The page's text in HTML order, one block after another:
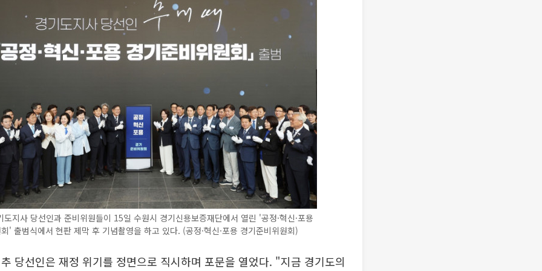
지사 당선인과 준비위원들이 15일 수원시 경기신용보증재단에서 열린 '공정·혁신·포용
' 출범식에서 현판 제막 후 기념촬영을 하고 있다. (공정·혁신·포용 경기준비위원회)
당선인은 재정 위기를 정면으로 직시하며 포문을 열었다. "지금 경기도의